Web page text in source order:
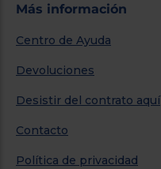
Más información
Centro de Ayuda
Devoluciones
Desistir del contrato aquí
Contacto
Política de privacidad